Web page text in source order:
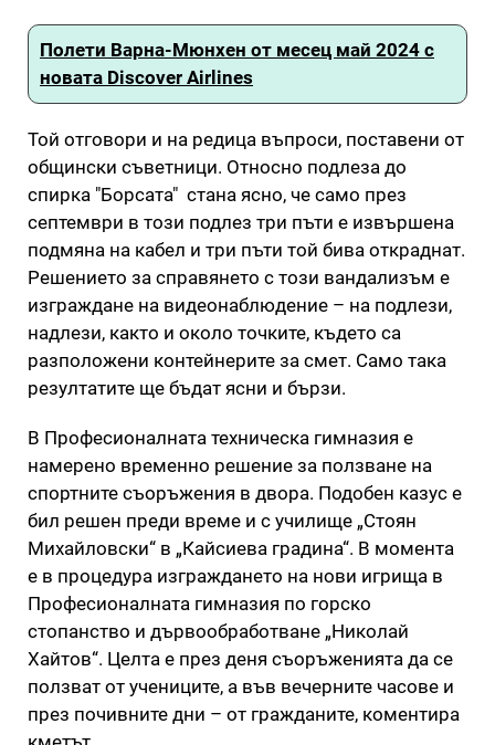
Полети Варна-Мюнхен от месец май 2024 с
новата Discover Airlines
Той отговори и на редица въпроси, поставени от
общински съветници. Относно подлеза до
спирка "Борсата" стана ясно, че само през
септември в този подлез три пъти е извършена
подмяна на кабел и три пъти той бива откраднат.
Решението за справянето с този вандализъм е
изграждане на видеонаблюдение – на подлези,
надлези, както и около точките, където са
разположени контейнерите за смет. Само така
резултатите ще бъдат ясни и бързи.
В Професионалната техническа гимназия е
намерено временно решение за ползване на
спортните съоръжения в двора. Подобен казус е
бил решен преди време и с училище „Стоян
Михайловски“ в „Кайсиева градина“. В момента
е в процедура изграждането на нови игрища в
Професионалната гимназия по горско
стопанство и дървообработване „Николай
Хайтов“. Целта е през деня съоръженията да се
ползват от учениците, а във вечерните часове и
през почивните дни – от гражданите, коментира